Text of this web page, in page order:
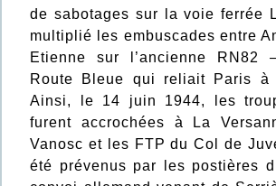
de sabotages sur la voie ferrée
multiplié les embuscades entre
Etienne sur l’ancienne RN82
Route Bleue qui reliait Paris à
Ainsi, le 14 juin 1944, les
furent accrochées à La
Vanosc et les FTP du Col de
été prévenus par les postières